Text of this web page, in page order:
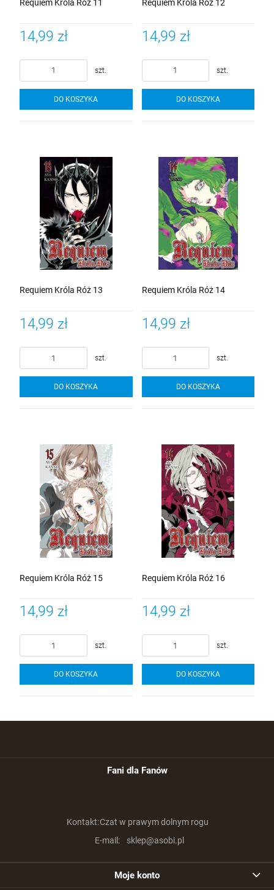
Requiem Króla Róż 11
14,99 zł
szt.
DO KOSZYKA
Requiem Króla Róż 12
14,99 zł
szt.
DO KOSZYKA
Requiem Króla Róż 13
14,99 zł
szt.
DO KOSZYKA
Requiem Króla Róż 14
14,99 zł
szt.
DO KOSZYKA
Requiem Króla Róż 15
14,99 zł
szt.
DO KOSZYKA
Requiem Króla Róż 16
14,99 zł
szt.
DO KOSZYKA
Fani dla Fanów
Kontakt:Czat w prawym dolnym rogu
E-mail:
sklep@asobi.pl
Moje konto